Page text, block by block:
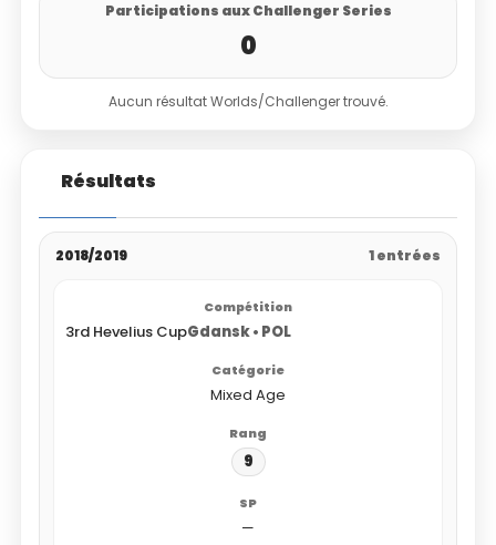
Participations aux Challenger Series
0
Aucun résultat Worlds/Challenger trouvé.
Résultats
2018/2019 1 entrées
3rd Hevelius CupGdansk • POL
Mixed Age
9
—